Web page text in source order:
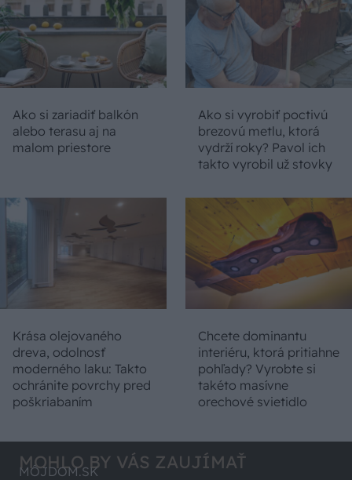
Ako si zariadiť balkón
alebo terasu aj na
malom priestore
Ako si vyrobiť poctivú
brezovú metlu, ktorá
vydrží roky? Pavol ich
takto vyrobil už stovky
Krása olejovaného
dreva, odolnosť
moderného laku: Takto
ochránite povrchy pred
poškriabaním
Chcete dominantu
interiéru, ktorá pritiahne
pohľady? Vyrobte si
takéto masívne
orechové svietidlo
MOHLO BY VÁS ZAUJÍMAŤ
MÔJDOM.SK